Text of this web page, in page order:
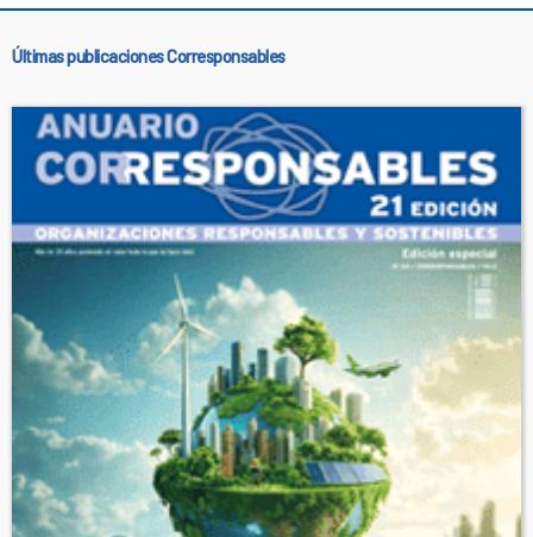
Últimas publicaciones Corresponsables